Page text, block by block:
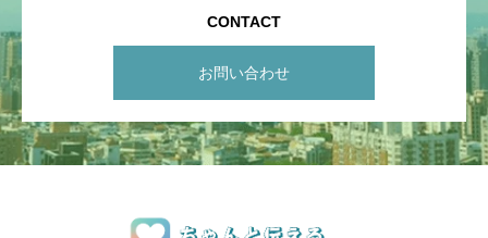
CONTACT
お問い合わせ